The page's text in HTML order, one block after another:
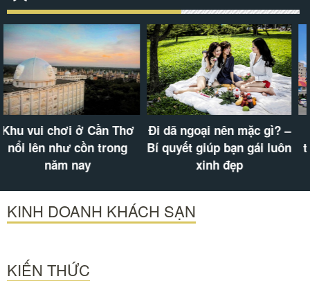
Chợ Bến Thành – biểu
tượng của Sài Gòn có gì
hấp dẫn?
Khu vui chơi ở Cần Thơ
nổi lên như cồn trong
năm nay
KINH DOANH KHÁCH SẠN
KIẾN THỨC